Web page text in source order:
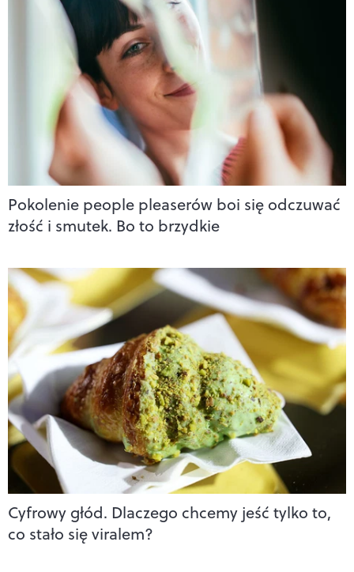
Pokolenie people pleaserów boi się odczuwać
złość i smutek. Bo to brzydkie
Cyfrowy głód. Dlaczego chcemy jeść tylko to,
co stało się viralem?